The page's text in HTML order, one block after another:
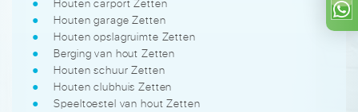
Houten carport Zetten
Houten garage Zetten
Houten opslagruimte Zetten
Berging van hout Zetten
Houten schuur Zetten
Houten clubhuis Zetten
Speeltoestel van hout Zetten